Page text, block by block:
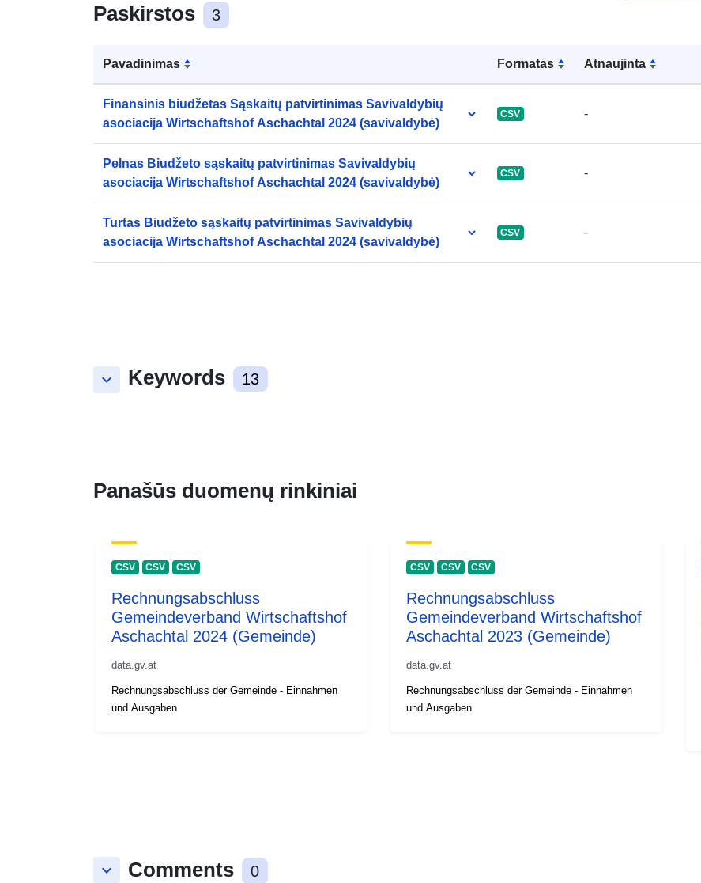
Paskirstos 3
Pavadinimas Formatas Atnaujinta
Finansinis biudžetas Sąskaitų patvirtinimas Savivaldybių
asociacija Wirtschaftshof Aschachtal 2024 (savivaldybė)
CSV -
Pelnas Biudžeto sąskaitų patvirtinimas Savivaldybių
asociacija Wirtschaftshof Aschachtal 2024 (savivaldybė)
CSV -
Turtas Biudžeto sąskaitų patvirtinimas Savivaldybių
asociacija Wirtschaftshof Aschachtal 2024 (savivaldybė)
CSV -
keyboard_arrow_down Keywords 13
Panašūs duomenų rinkiniai
CSV CSV CSV
Rechnungsabschluss
Gemeindeverband Wirtschaftshof
Aschachtal 2024 (Gemeinde)
data.gv.at
Rechnungsabschluss der Gemeinde - Einnahmen
und Ausgaben
CSV CSV CSV
Rechnungsabschluss
Gemeindeverband Wirtschaftshof
Aschachtal 2023 (Gemeinde)
data.gv.at
Rechnungsabschluss der Gemeinde - Einnahmen
und Ausgaben
keyboard_arrow_down Comments 0